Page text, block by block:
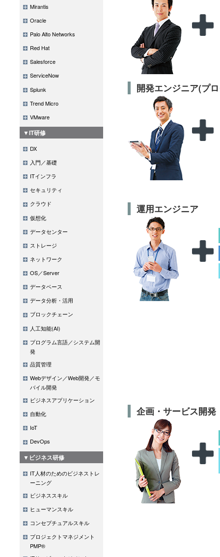
Mirantis
Oracle
Palo Alto Networks
Red Hat
Salesforce
ServiceNow
Splunk
Trend Micro
VMware
▼IT研修
DX
入門／基礎
ITインフラ
セキュリティ
クラウド
仮想化
データセンター
ストレージ
ネットワーク
OS／Server
データベース
データ分析・活用
ブロックチェーン
人工知能(AI)
プログラム言語／システム開
発
品質管理
Webデザイン／Web開発／モ
バイル開発
ビジネスアプリケーション
自動化
IoT
DevOps
▼ビジネス研修
IT人材のためのビジネストレ
ーニング
ビジネススキル
ヒューマンスキル
コンセプチュアルスキル
プロジェクトマネジメント
PMP®
開発エンジニア(プ
運用エンジニア
企画・サービス開発